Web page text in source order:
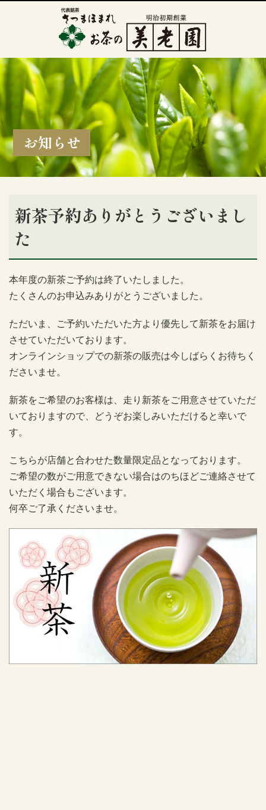
お知らせ
新茶予約ありがとうございまし
た
本年度の新茶ご予約は終了いたしました。
たくさんのお申込みありがとうございました。
ただいま、ご予約いただいた方より優先して新茶をお届け
させていただいております。
オンラインショップでの新茶の販売は今しばらくお待ちく
ださいませ。
新茶をご希望のお客様は、走り新茶をご用意させていただ
いておりますので、どうぞお楽しみいただけると幸いで
す。
こちらが店舗と合わせた数量限定品となっております。
ご希望の数がご用意できない場合はのちほどご連絡させて
いただく場合もございます。
何卒ご了承くださいませ。